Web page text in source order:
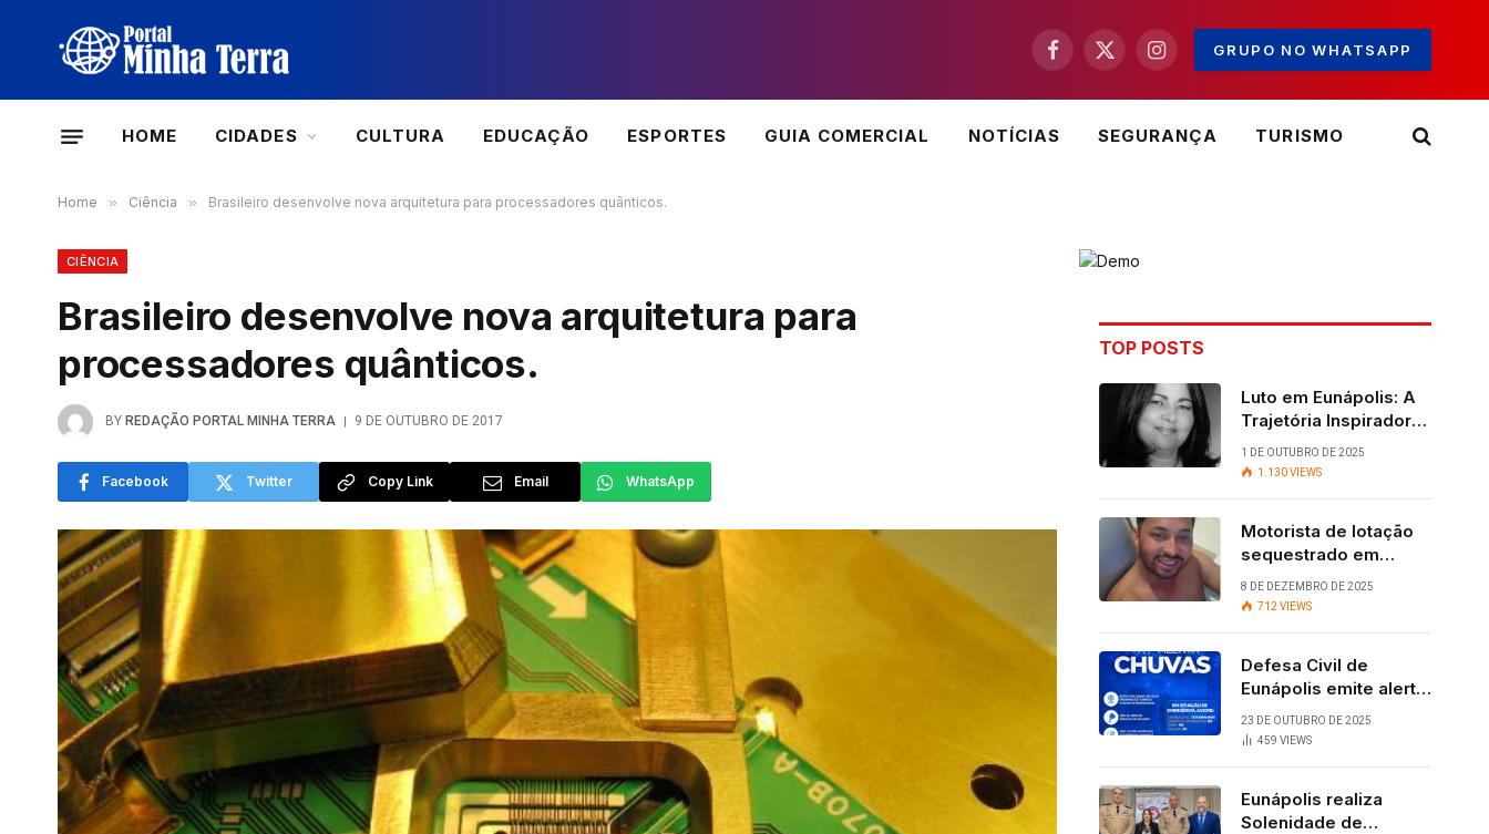
Facebook
X
Instagram
GRUPO NO WHATSAPP
HOME CIDADES CULTURA EDUCAÇÃO ESPORTES GUIA COMERCIAL NOTÍCIAS SEGURANÇA TURISMO
Home » Ciência » Brasileiro desenvolve nova arquitetura para processadores quânticos.
CIÊNCIA
Brasileiro desenvolve nova arquitetura para
processadores quânticos.
BY REDAÇÃO PORTAL MINHA TERRA 9 DE OUTUBRO DE 2017
Facebook Twitter Copy Link Email WhatsApp
TOP POSTS
Luto em Eunápolis: A
Trajetória Inspiradora
da ex-vereadora Ruth
Contadora
1 DE OUTUBRO DE 2025
1.130VIEWS
Motorista de lotação
sequestrado em
Eunápolis é
encontrado com vida
8 DE DEZEMBRO DE 2025
712 VIEWS
Defesa Civil de
Eunápolis emite alerta
para chuvas
23 DE OUTUBRO DE 2025
459 VIEWS
Eunápolis realiza
Solenidade de